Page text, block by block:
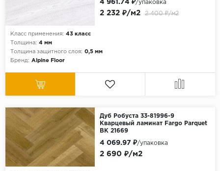
Класс применения: 43 класс
Толщина: 4 мм
Толщина защитного слоя: 0,5 мм
Бренд: Alpine Floor
2 232 ₽/м2 2 400 ₽/м2
4 961.74 ₽/упаковка
Дуб Робуста 33-81996-9
Кварцевый ламинат Fargo Parquet
ВК 21669
2 690 ₽/м2
4 069.97 ₽/упаковка